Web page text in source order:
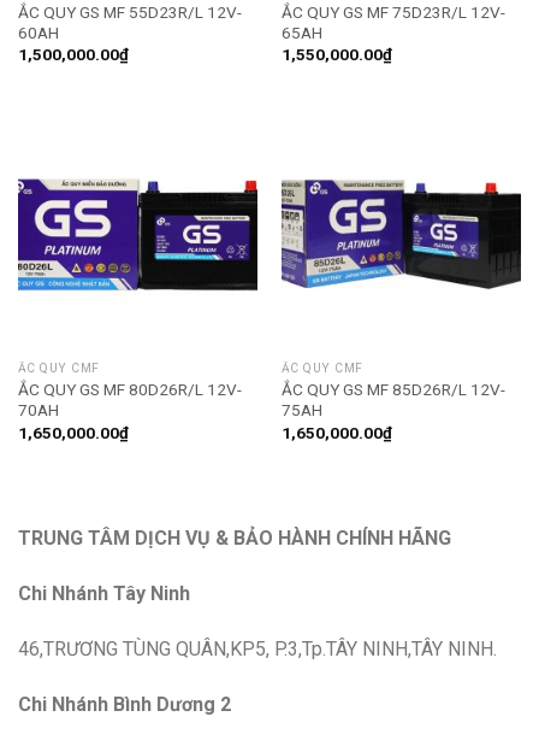
ẮC QUY GS MF 55D23R/L 12V-
60AH
1,500,000.00₫
ẮC QUY GS MF 75D23R/L 12V-
65AH
1,550,000.00₫
ẮC QUY CMF
ẮC QUY GS MF 80D26R/L 12V-
70AH
1,650,000.00₫
ẮC QUY CMF
ẮC QUY GS MF 85D26R/L 12V-
75AH
1,650,000.00₫
TRUNG TÂM DỊCH VỤ & BẢO HÀNH CHÍNH HÃNG
Chi Nhánh Tây Ninh
46,TRƯƠNG TÙNG QUÂN,KP5, P.3,Tp.TÂY NINH,TÂY NINH.
Chi Nhánh Bình Dương 2